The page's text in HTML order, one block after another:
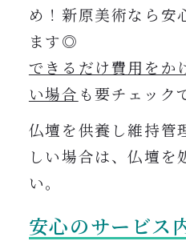
め！新原美術なら安
ます◎
できるだけ費用をか
い場合 も要チェック
仏壇を供養し維持管
しい場合は、仏壇を
い。
安心のサービス